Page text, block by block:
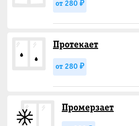
от 280 ₽
Протекает
от 280 ₽
Промерзает